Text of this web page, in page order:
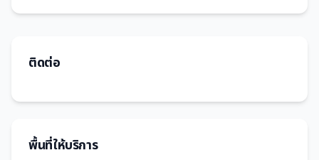
ติดต่อ
พื้นที่ให้บริการ